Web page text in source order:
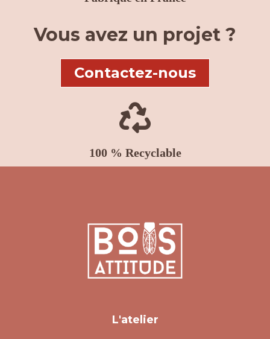
Vous avez un projet ?
Contactez-nous

100 % Recyclable
L'atelier